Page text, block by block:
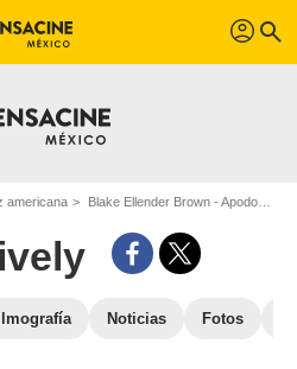
profil search
americana Blake Ellender Brown - Apodo : Blake Lively
Noticias Fotos